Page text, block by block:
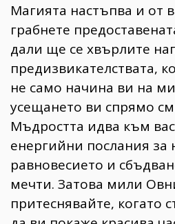
Магията настъпва и от
грабнете
дали ще се хвърлите
предизвикателствата,
не само начина ви на
усещането ви спрямо
Мъдростта идва към
енергийни послания за
равновесието и
мечти. Затова мили
притеснявайте, когато